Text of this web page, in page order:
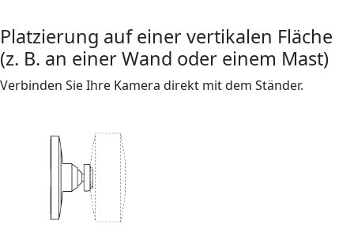
Platzierung auf einer vertikalen Fläche
(z. B. an einer Wand oder einem Mast)
Verbinden Sie Ihre Kamera direkt mit dem Ständer.